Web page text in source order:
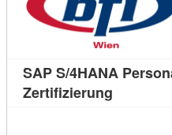
SAP S/4HANA
Zertifizierung